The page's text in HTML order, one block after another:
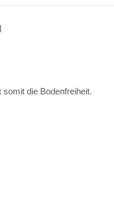
die Bodenfreiheit.